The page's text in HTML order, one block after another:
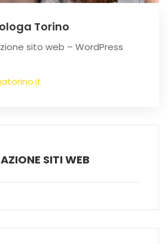
Torino
sito web – WordPress
SITI WEB